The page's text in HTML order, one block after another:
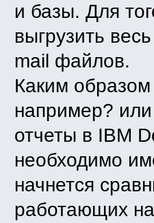
и базы. Для
выгрузить
mail файлов.
Каким
например?
отчеты в IBM
необходимо
начнется
работающих